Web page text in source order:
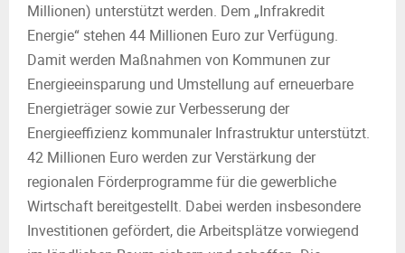
Millionen) unterstützt werden. Dem „Infrakredit
Energie“ stehen 44 Millionen Euro zur Verfügung.
Damit werden Maßnahmen von Kommunen zur
Energieeinsparung und Umstellung auf erneuerbare
Energieträger sowie zur Verbesserung der
Energieeffizienz kommunaler Infrastruktur unterstützt.
42 Millionen Euro werden zur Verstärkung der
regionalen Förderprogramme für die gewerbliche
Wirtschaft bereitgestellt. Dabei werden insbesondere
Investitionen gefördert, die Arbeitsplätze vorwiegend